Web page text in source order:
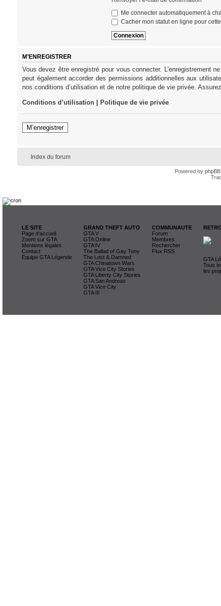
Me connecter automatiquement à
Cacher mon statut en ligne pour
M’ENREGISTRER
Vous devez être enregistré pour vous connecter. L’enregistrement
peut également accorder des permissions additionnelles aux
nos conditions d’utilisation et de notre politique de vie privée.
Conditions d’utilisation| Politique de vie privée
M’enregistrer
Index du forum
Powered by phpBB
LE SITE
Page d'accueil
Zoom sur GTA
Mentions légales
Contact
Equipe GTA Légende
GRAND THEFT AUTO
GTA V
GTA Online
GTA IV
The Ballad of Gay Tony
The Lost & Damned
GTA Chinatown Wars
GTA Vice City Stories
GTA Liberty City Stories
GTA San Andreas
GTA Vice City
GTA III
COMMUNAUTE
Forum
Membres
Rechercher
Flux RSS
GTA
Tous
les